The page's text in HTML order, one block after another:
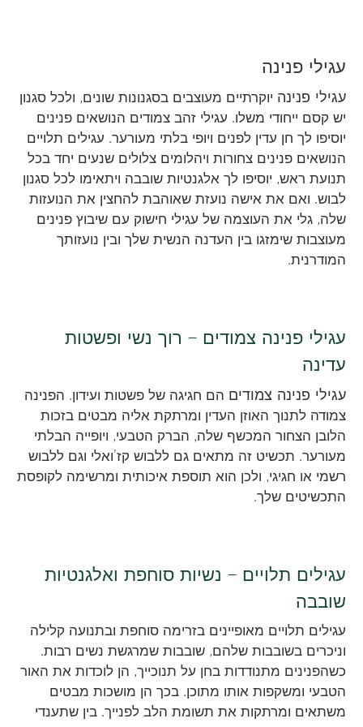
עגילי פנינה
עגילי פנינה יוקרתיים מעוצבים בסגנונות שונים, ולכל סגנון
יש קסם ייחודי משלו. עגילי זהב צמודים הנושאים פנינים
יוסיפו לך חן עדין לפנים ויופי בלתי מעורער. עגילים תלויים
הנושאים פנינים צחורות ויהלומים צלולים שנעים יחד בכל
תנועת ראש, יוסיפו לך אלגנטיות שובבה ויתאימו לכל סגנון
לבוש. ואם את אישה נועזת שאוהבת להחצין את הנועזות
שלה, גלי את העוצמה של עגילי חישוק עם שיבוץ פנינים
מעוצבות שימזגו בין העדנה הנשית שלך ובין נועזותך
המודרנית.
עגילי פנינה צמודים – רוך נשי ופשטות
עדינה
עגילי פנינה צמודים הם חגיגה של פשטות ועידון. הפנינה
צמודה לתנוך האוזן העדין ומרתקת אליה מבטים בזכות
הלובן הצחור המכשף שלה, הברק הטבעי, ויופייה הבלתי
מעורער. תכשיט זה מתאים גם ללבוש קז’ואלי וגם ללבוש
רשמי או חגיגי, ולכן הוא תוספת איכותית ומרשימה לקופסת
התכשיטים שלך.
עגילים תלויים – נשיות סוחפת ואלגנטיות
שובבה
עגילים תלויים מאופיינים בזרימה סוחפת ובתנועה קלילה
וניכרים בשובבות שלהם, שובבות שמרגשת נשים רבות.
כשהפנינים מתנודדות בחן על תנוכייך, הן לוכדות את האור
הטבעי ומשקפות אותו מתוכן. בכך הן מושכות מבטים
משתאים ומרתקות את תשומת הלב לפנייך. בין שתענדי